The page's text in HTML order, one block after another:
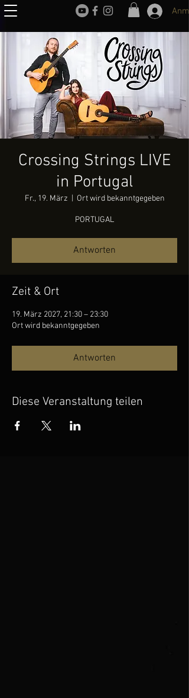
Crossing Strings LIVE
in Portugal
Fr., 19. März Ort wird bekanntgegeben
PORTUGAL
Antworten
Zeit & Ort
19. März 2027, 21:30 – 23:30
Ort wird bekanntgegeben
Antworten
Diese Veranstaltung teilen